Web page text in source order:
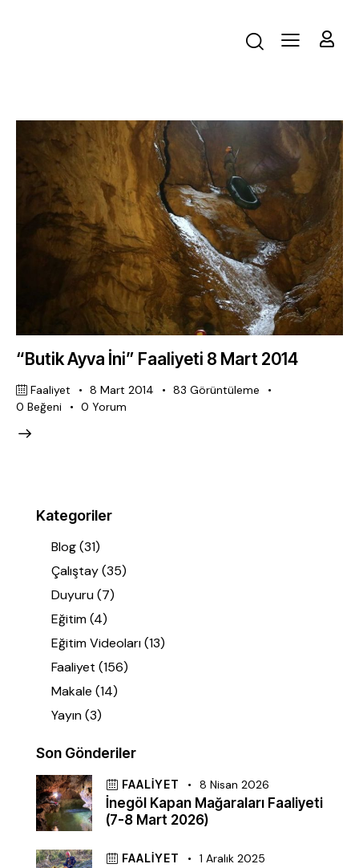
“Butik Ayva İni” Faaliyeti 8 Mart 2014
Faaliyet 8 Mart 2014 83 Görüntüleme
0 Beğeni 0 Yorum
Kategoriler
Blog(31)
Çalıştay(35)
Duyuru(7)
Eğitim(4)
Eğitim Videoları(13)
Faaliyet (156)
Makale (14)
Yayın(3)
Son Gönderiler
FAALIYET 8 Nisan 2026
İnegöl Kapan Mağaraları Faaliyeti
(7-8 Mart 2026)
FAALIYET 1 Aralık 2025